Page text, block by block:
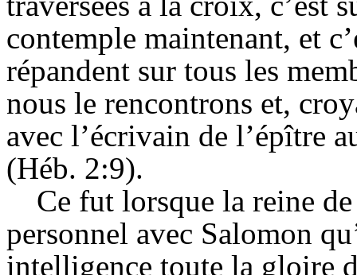
contemple maintenant, et
répandent sur tous les
nous le rencontrons et,
avec l’écrivain de l’épître
(Héb. 2:9).
Ce fut lorsque la reine
personnel avec Salomon
intelligence toute la gloire